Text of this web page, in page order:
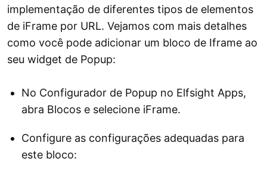
implementação de diferentes tipos de elementos
de iFrame por URL. Vejamos com mais detalhes
como você pode adicionar um bloco de Iframe ao
seu widget de Popup:
No Configurador de Popup no Elfsight Apps,
abra Blocos e selecione iFrame.
Configure as configurações adequadas para
este bloco: